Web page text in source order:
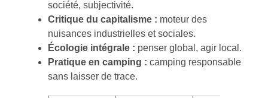
société, subjectivité.
Critique du capitalisme : moteur des
nuisances industrielles et sociales.
Écologie intégrale : penser global, agir local.
Pratique en camping : camping responsable
sans laisser de trace.